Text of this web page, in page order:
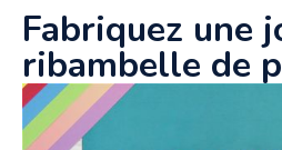
Fabriquez une
ribambelle de